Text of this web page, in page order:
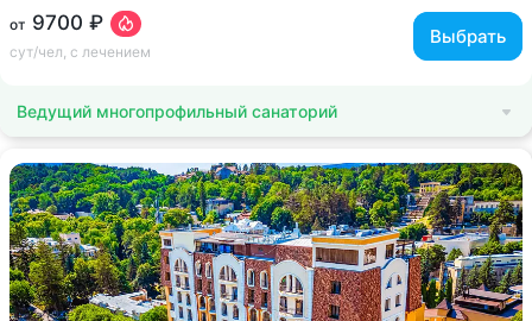
от 9700 ₽
сут/чел, с лечением
Выбрать
ещё 6
Ведущий многопрофильный санаторий